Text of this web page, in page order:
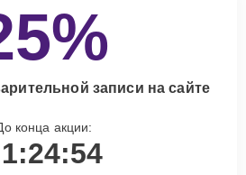
записи на сайте
конца акции: